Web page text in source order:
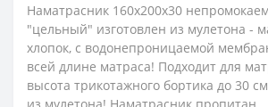
Наматрасник 160х200x30
"цельный" изготовлен из мулетона -
хлопок, с водонепроницаемой
всей длине матраса! Подходит для
высота трикотажного бортика до 30
из мулетона! Наматрасник пропитан